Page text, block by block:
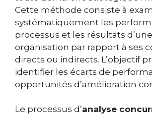
Cette méthode consiste à
systématiquement les
processus et les résultats d’une
organisation par rapport à ses
directs ou indirects. L’objectif
identifier les écarts de
opportunités d’amélioration
Le processus d’analyse